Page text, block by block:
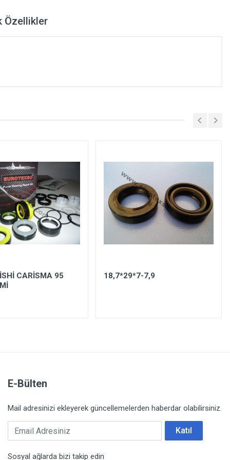
Özellikler
CARİSMA 95
18,7*29*7-7,9
E-Bülten
Mail adresinizi ekleyerek güncellemelerden haberdar olabilirsiniz.
Email Adresiniz Katıl
Sosyal ağlarda bizi takip edin